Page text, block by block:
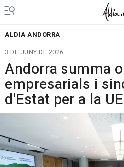
ALDIA ANDORRA
3 DE JUNY DE 2026
Andorra summa
empresarials i
d'Estat per a la UE